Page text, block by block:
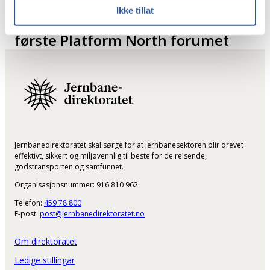
Ikke tillat
Nordiske ministre åpnet det
første Platform North forumet
Jernbanedirektoratet skal sørge for at jernbanesektoren blir drevet
effektivt, sikkert og miljøvennlig til beste for de reisende,
godstransporten og samfunnet.
Organisasjonsnummer: 916 810 962
Telefon: 459 78 800
E-post: post@jernbanedirektoratet.no
Om direktoratet
Ledige stillingar